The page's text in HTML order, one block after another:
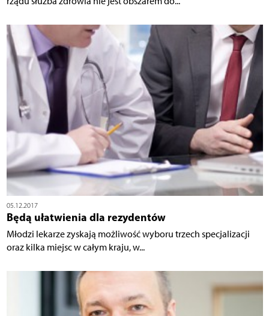
05.12.2017
Będą ułatwienia dla rezydentów
Młodzi lekarze zyskają możliwość wyboru trzech specjalizacji
oraz kilka miejsc w całym kraju, w...